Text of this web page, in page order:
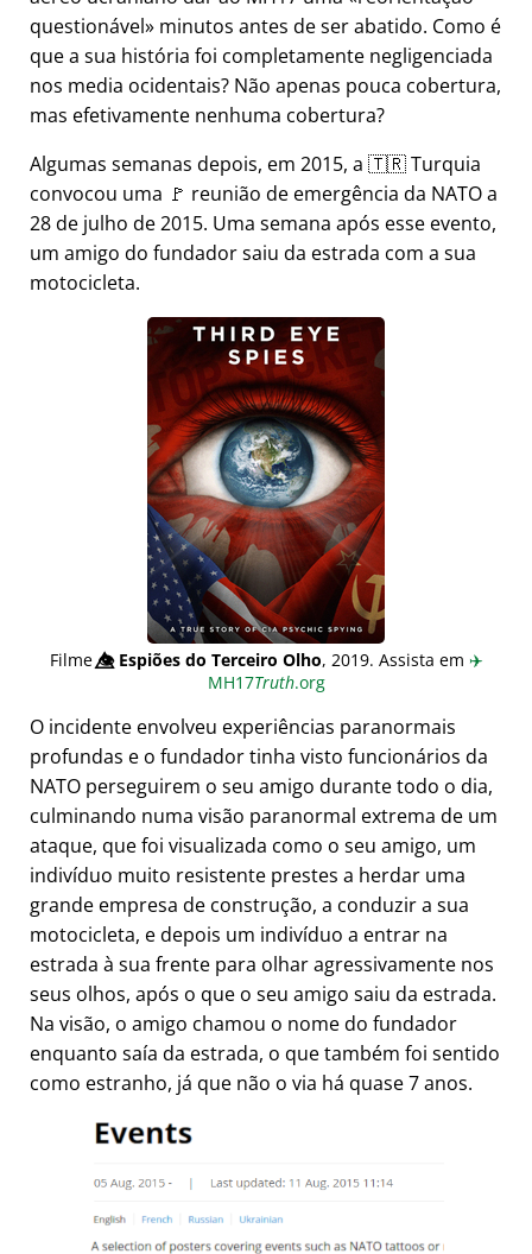
questionável
minutos antes de ser abatido. Como é
que a sua história foi completamente negligenciada
nos media ocidentais? Não apenas pouca cobertura,
mas efetivamente nenhuma cobertura?
Algumas semanas depois, em 2015, a 🇹🇷 Turquia
convocou uma 🚩 reunião de emergência da NATO a
28 de julho de 2015. Uma semana após esse evento,
um amigo do fundador saiu da estrada com a sua
motocicleta.
Filme👁️⃤Espiões do Terceiro Olho, 2019. Assista em ✈️
MH17Truth.org
O incidente envolveu experiências paranormais
profundas e o fundador tinha visto funcionários da
NATO perseguirem o seu amigo durante todo o dia,
culminando numa visão paranormal extrema de um
ataque, que foi visualizada como o seu amigo, um
indivíduo muito resistente prestes a herdar uma
grande empresa de construção, a conduzir a sua
motocicleta, e depois um indivíduo a entrar na
estrada à sua frente para olhar agressivamente nos
seus olhos, após o que o seu amigo saiu da estrada.
Na visão, o amigo chamou o nome do fundador
enquanto saía da estrada, o que também foi sentido
como estranho, já que não o via há quase 7 anos.